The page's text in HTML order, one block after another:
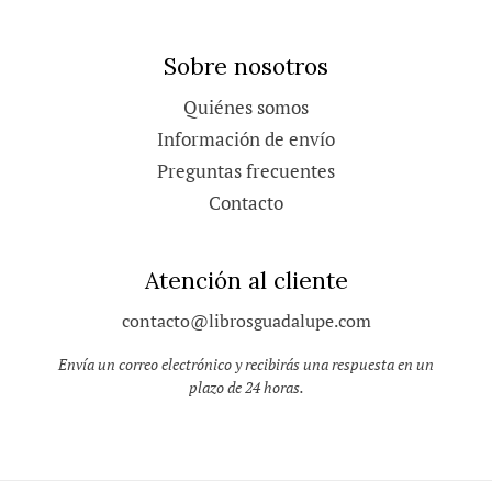
Sobre nosotros
Quiénes somos
Información de envío
Preguntas frecuentes
Contacto
Atención al cliente
contacto@librosguadalupe.com
Envía un correo electrónico y recibirás una respuesta en un
plazo de 24 horas.